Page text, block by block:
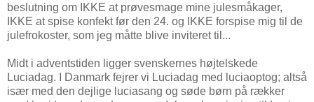
beslutning om IKKE at prøvesmage mine julesmåkager,
IKKE at spise konfekt før den 24. og IKKE forspise mig til de
julefrokoster, som jeg måtte blive inviteret til...
Midt i adventstiden ligger svenskernes højtelskede
Luciadag. I Danmark fejrer vi Luciadag med luciaoptog; altså
især med den dejlige luciasang og søde børn på rækker